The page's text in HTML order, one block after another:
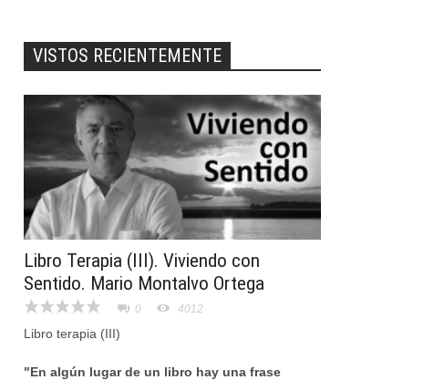
VISTOS RECIENTEMENTE
Libro Terapia (III). Viviendo con
Sentido. Mario Montalvo Ortega
0 4012
Libro terapia (III)
"En algún lugar de un libro hay una frase